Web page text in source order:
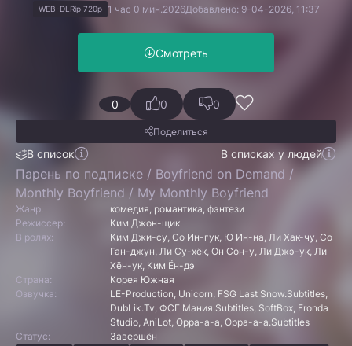
WEB-DLRip 720p 1 час 0 мин.2026Добавлено: 9-04-2026, 11:37
Смотреть
0
В список В списках у людей
0 0
Поделиться
Парень по подписке / Boyfriend on Demand /
Monthly Boyfriend / My Monthly Boyfriend
Жанр:
комедия, романтика, фэнтези
Режиссер:
Ким Джон-щик
В ролях:
Ким Джи-су, Со Ин-гук, Ю Ин-на, Ли Хак-чу, Со
Ган-джун, Ли Су-хёк, Он Сон-у, Ли Джэ-ук, Ли
Хён-ук, Ким Ён-дэ
Страна:
Корея Южная
Озвучка:
LE-Production, Unicorn, FSG Last Snow.Subtitles,
DubLik.Tv, ФСГ Мания.Subtitles, SoftBox, Fronda
Studio, AniLot, Oppa-a-a, Oppa-a-a.Subtitles
Статус:
Завершён